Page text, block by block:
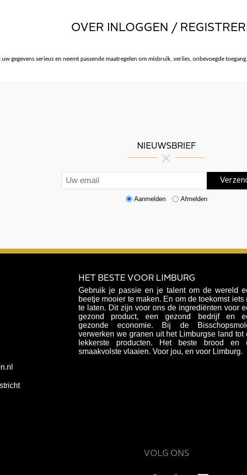
OVER INLOGGEN /
gegevens serieus en neemt passende maatregelen om misbruik, verlies, onbevoegde
NIEUWSBRIEF
Aanmelden Afmelden
HET BESTE VOOR LIMBURG
Gebruik je passie en je talent om de wereld
beetje mooier te maken. En om de toekomst iets
te laten. Dit zijn voor ons de ingrediënten voor
gezond product, een gezond bedrijf en
gezonde economie. Bij de
verwerken we granen uit het Limburgse land tot
lekkerste producten. Het beste brood en
smaakvolste vlaaien. Voor jou, en voor Limburg.
VOLG ONS